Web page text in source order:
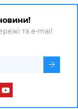
та e-mail